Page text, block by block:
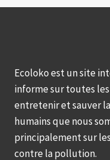
Ecoloko est un site
informe sur toutes
entretenir et sauver
humains que nous
principalement sur
contre la pollution.